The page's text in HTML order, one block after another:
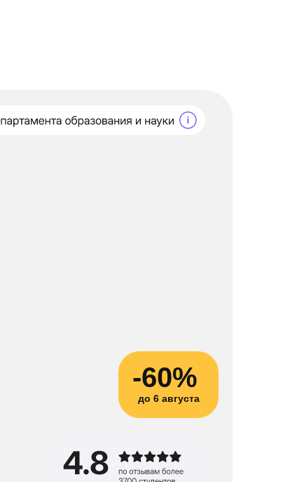
-60%
до 6 августа